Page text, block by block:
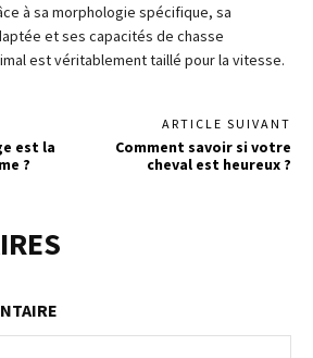
à sa morphologie spécifique, sa
et ses capacités de chasse
est véritablement taillé pour la vitesse.
est la
?
ARTICLE SUIVANT
Comment savoir si votre
cheval est heureux ?